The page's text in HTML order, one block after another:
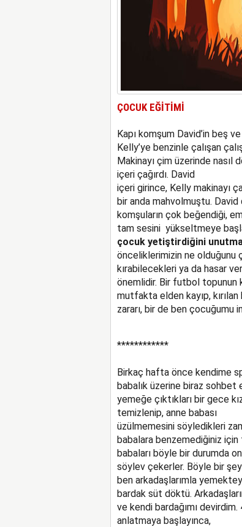
ÇOCUK EĞİTİMİ
Kapı komşum David’in beş
Kelly’ye benzinle çalışan
Makinayı çim üzerinde nasıl
içeri çağırdı. David
içeri girince, Kelly makinayı
bir anda mahvolmuştu. David
komşuların çok beğendiği,
tam sesini yükseltmeye
çocuk yetiştirdiğini
önceliklerimizin ne olduğunu
kırabilecekleri ya da hasar
önemlidir. Bir futbol topunun
mutfakta elden kayıp,
zararı, bir de ben çocuğumu
************
Birkaç hafta önce kendime
babalık üzerine biraz sohbet
yemeğe çıktıkları bir gece
temizlenip, anne babası
üzülmemesini söyledikleri
babalara benzemediğiniz
babaları böyle bir durumda
söylev çekerler. Böyle bir
ben arkadaşlarımla
bardak süt döktü.
ve kendi bardağımı devirdim.
anlatmaya başlayınca,